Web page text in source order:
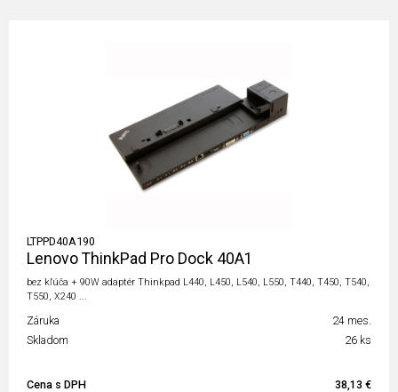
LTPPD40A190
Lenovo ThinkPad Pro Dock 40A1
bez kľúča + 90W adaptér Thinkpad L440, L450, L540, L550, T440, T450, T540,
T550, X240 ...
Záruka
24 mes.
Skladom
26 ks
Cena s DPH 38,13 €